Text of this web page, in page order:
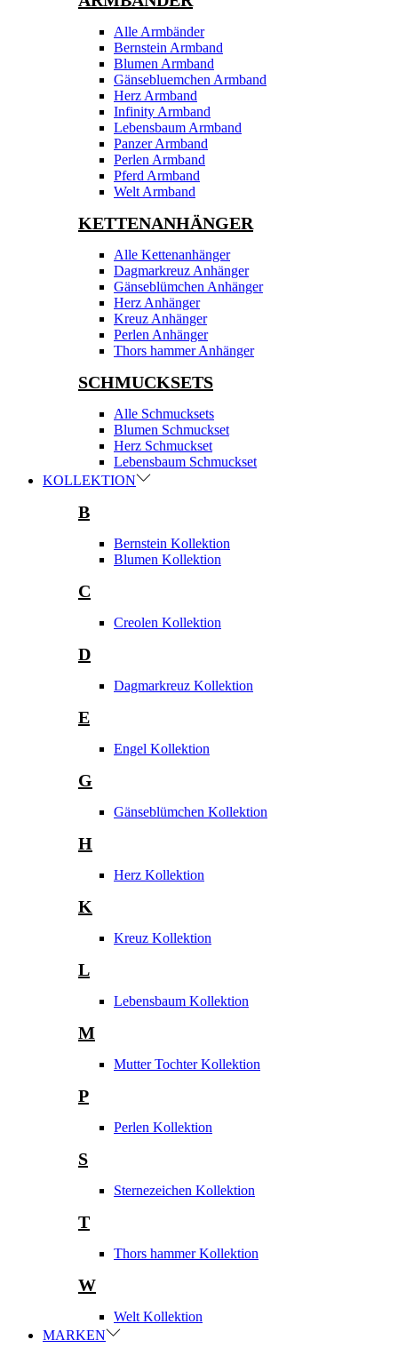
Alle Armbänder
Bernstein Armband
Blumen Armband
Gänsebluemchen Armband
Herz Armband
Infinity Armband
Lebensbaum Armband
Panzer Armband
Perlen Armband
Pferd Armband
Welt Armband
KETTENANHÄNGER
Alle Kettenanhänger
Dagmarkreuz Anhänger
Gänseblümchen Anhänger
Herz Anhänger
Kreuz Anhänger
Perlen Anhänger
Thors hammer Anhänger
SCHMUCKSETS
Alle Schmucksets
Blumen Schmuckset
Herz Schmuckset
Lebensbaum Schmuckset
KOLLEKTION
B
Bernstein Kollektion
Blumen Kollektion
C
Creolen Kollektion
D
Dagmarkreuz Kollektion
E
Engel Kollektion
G
Gänseblümchen Kollektion
H
Herz Kollektion
K
Kreuz Kollektion
L
Lebensbaum Kollektion
M
Mutter Tochter Kollektion
P
Perlen Kollektion
S
Sternezeichen Kollektion
T
Thors hammer Kollektion
W
Welt Kollektion
MARKEN